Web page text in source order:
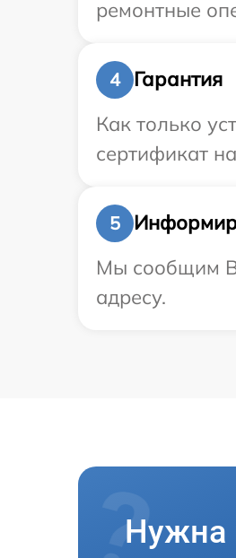
ремонтные
4
Гарантия
Как только
сертификат
5
Мы сообщим
адресу.
Нужна